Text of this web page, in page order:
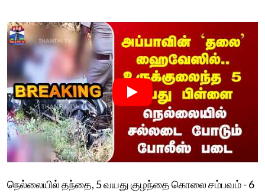
நெல்லையில் தந்தை, 5 வயது குழந்தை கொலை சம்பவம் - 6